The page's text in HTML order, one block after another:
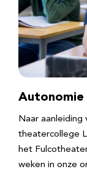
Autonomie
Naar aanleiding
theatercollege
het
weken in onze